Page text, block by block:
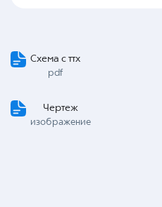
Схема с ттх
pdf
Чертеж
изображение